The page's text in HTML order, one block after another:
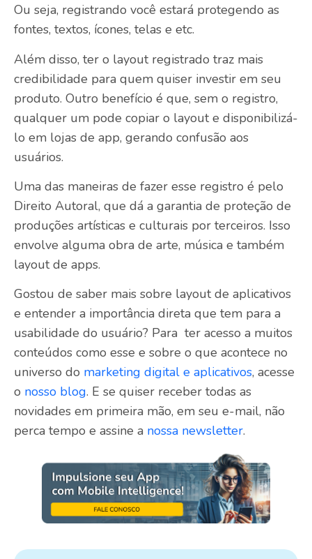
Ou seja, registrando você estará protegendo as
fontes, textos, ícones, telas e etc.
Além disso, ter o layout registrado traz mais
credibilidade para quem quiser investir em seu
produto. Outro benefício é que, sem o registro,
qualquer um pode copiar o layout e disponibilizá-
lo em lojas de app, gerando confusão aos
usuários.
Uma das maneiras de fazer esse registro é pelo
Direito Autoral, que dá a garantia de proteção de
produções artísticas e culturais por terceiros. Isso
envolve alguma obra de arte, música e também
layout de apps.
Gostou de saber mais sobre layout de aplicativos
e entender a importância direta que tem para a
usabilidade do usuário? Para ter acesso a muitos
conteúdos como esse e sobre o que acontece no
universo do marketing digital e aplicativos, acesse
o nosso blog. E se quiser receber todas as
novidades em primeira mão, em seu e-mail, não
perca tempo e assine a nossa newsletter.